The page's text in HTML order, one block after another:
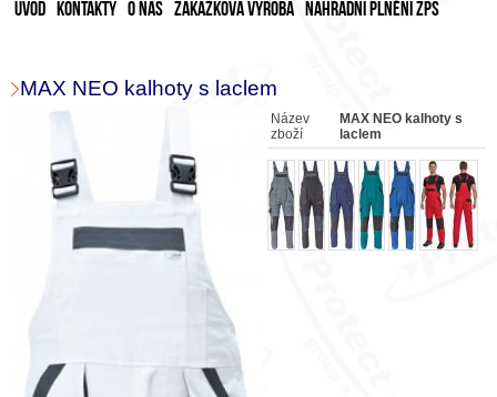
MAX NEO kalhoty s laclem
Název
zboží
MAX NEO kalhoty s
laclem
Úvod Kontakty O nás Zakázková výroba Náhradní plnění ZPS